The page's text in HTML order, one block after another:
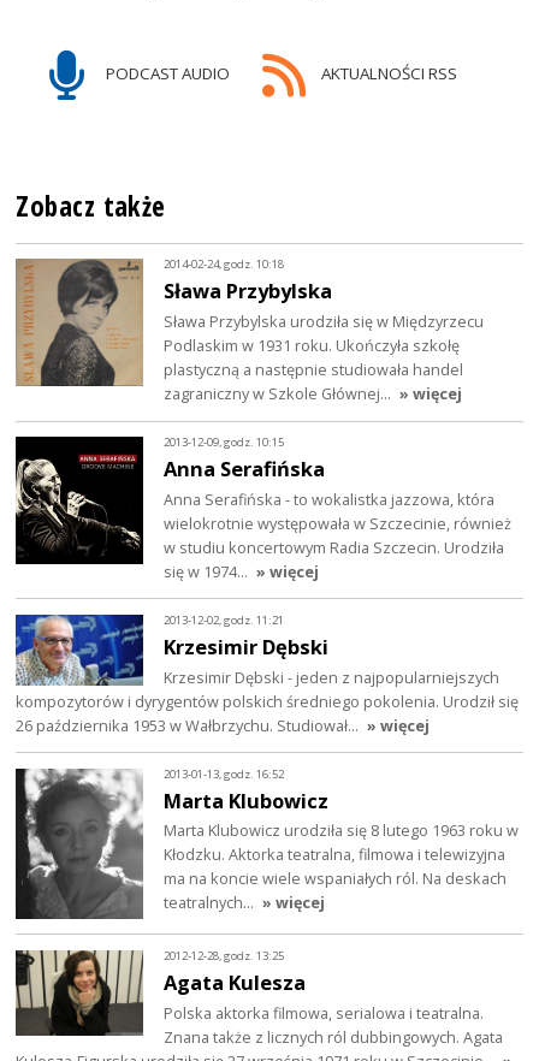
PODCAST AUDIO AKTUALNOŚCI RSS
Zobacz także
2014-02-24, godz. 10:18
Sława Przybylska
Sława Przybylska urodziła się w Międzyrzecu
Podlaskim w 1931 roku. Ukończyła szkołę
plastyczną a następnie studiowała handel
zagraniczny w Szkole Głównej… » więcej
2013-12-09, godz. 10:15
Anna Serafińska
Anna Serafińska - to wokalistka jazzowa, która
wielokrotnie występowała w Szczecinie, również
w studiu koncertowym Radia Szczecin. Urodziła
się w 1974… » więcej
2013-12-02, godz. 11:21
Krzesimir Dębski
Krzesimir Dębski - jeden z najpopularniejszych
kompozytorów i dyrygentów polskich średniego pokolenia. Urodził się
26 października 1953 w Wałbrzychu. Studiował… » więcej
2013-01-13, godz. 16:52
Marta Klubowicz
Marta Klubowicz urodziła się 8 lutego 1963 roku w
Kłodzku. Aktorka teatralna, filmowa i telewizyjna
ma na koncie wiele wspaniałych ról. Na deskach
teatralnych… » więcej
2012-12-28, godz. 13:25
Agata Kulesza
Polska aktorka filmowa, serialowa i teatralna.
Znana także z licznych ról dubbingowych. Agata